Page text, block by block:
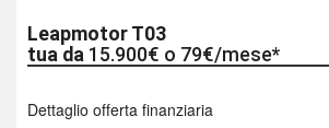
Leapmotor T03
tua da 15.900€ o 79€/mese*
Dettaglio offerta finanziaria